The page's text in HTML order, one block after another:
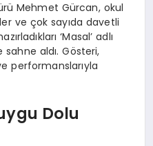
Mehmet Gürcan, okul
ve çok sayıda davetli
‘Masal’ adlı
aldı. Gösteri,
performanslarıyla
Dolu